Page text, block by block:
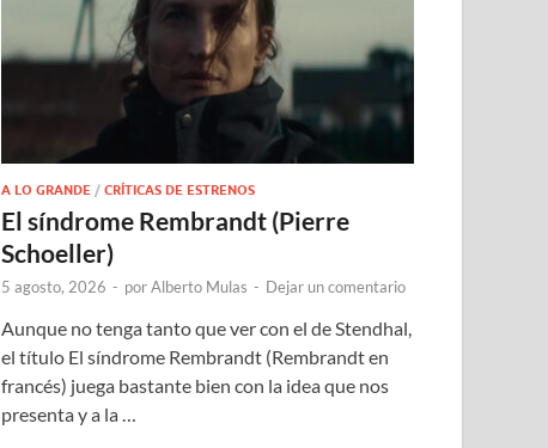
A LO GRANDE /CRÍTICAS DE ESTRENOS
El síndrome Rembrandt (Pierre
Schoeller)
5 agosto, 2026 - porAlberto Mulas - Dejar un comentario
Aunque no tenga tanto que ver con el de Stendhal,
el título El síndrome Rembrandt (Rembrandt en
francés) juega bastante bien con la idea que nos
presenta y a la …